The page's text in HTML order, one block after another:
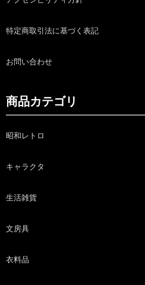
特定商取引法に基づく表記
お問い合わせ
商品カテゴリ
昭和レトロ
キャラクタ
生活雑貨
文房具
衣料品